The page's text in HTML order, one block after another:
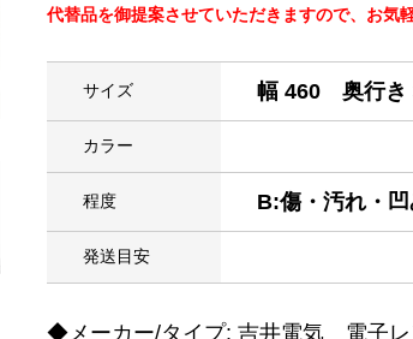
代替品を御提案させていただきますので、お
サイズ 幅 460 奥行
カラー
程度 B:傷・汚れ・
発送目安
◆メーカー/タイプ: 吉井電気 電子レ